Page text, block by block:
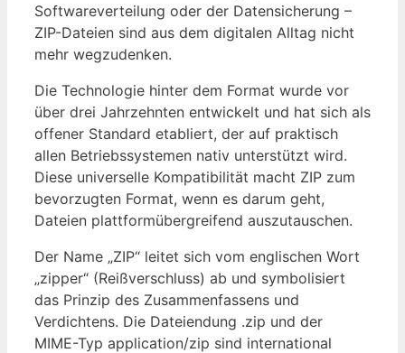
Softwareverteilung oder der Datensicherung –
ZIP-Dateien sind aus dem digitalen Alltag nicht
mehr wegzudenken.
Die Technologie hinter dem Format wurde vor
über drei Jahrzehnten entwickelt und hat sich als
offener Standard etabliert, der auf praktisch
allen Betriebssystemen nativ unterstützt wird.
Diese universelle Kompatibilität macht ZIP zum
bevorzugten Format, wenn es darum geht,
Dateien plattformübergreifend auszutauschen.
Der Name „ZIP“ leitet sich vom englischen Wort
„zipper“ (Reißverschluss) ab und symbolisiert
das Prinzip des Zusammenfassens und
Verdichtens. Die Dateiendung .zip und der
MIME-Typ application/zip sind international